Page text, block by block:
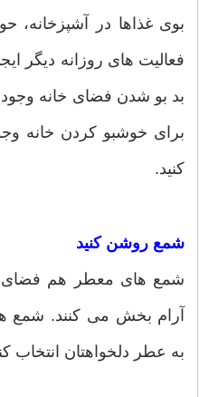
بوی غذاها در آشپزخانه،
فعالیت های روزانه دیگر
بد بو شدن فضای خانه
برای خوشبو کردن خانه
کنید.
شمع روشن کنید
شمع های معطر هم فضای
آرام بخش می کنند. شمع
به عطر دلخواهتان انتخاب